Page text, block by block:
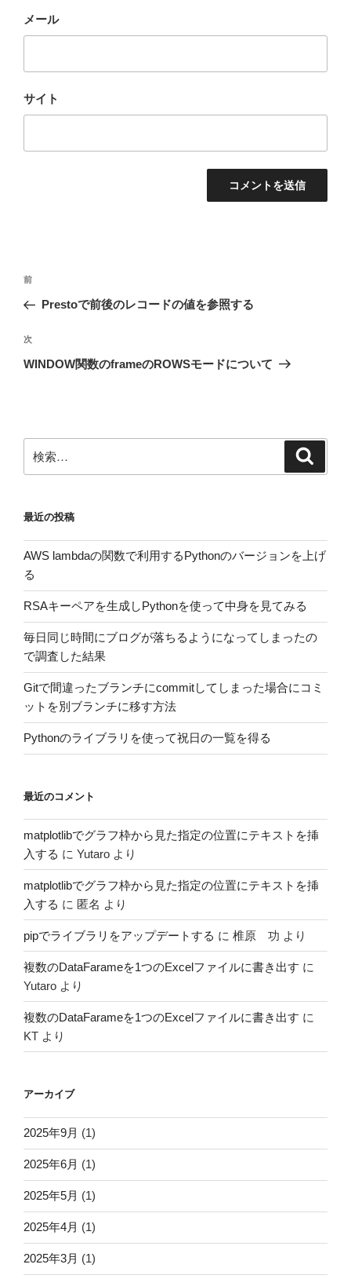
メール
サイト
投
ナ
ビ
ゲ
ン
前
の
稿
前
Prestoで前後のレコードの値を参照する
次
の
次
WINDOW関数のframeのROWSモードについて
索:
最近の投稿
AWS lambdaの関数で利用するPythonのバージョンを上げ
る
RSAキーペアを生成しPythonを使って中身を見てみる
毎日同じ時間にブログが落ちるようになってしまったの
で調査した結果
Gitで間違ったブランチにcommitしてしまった場合にコミ
ットを別ブランチに移す方法
Pythonのライブラリを使って祝日の一覧を得る
最近のコメント
matplotlibでグラフ枠から見た指定の位置にテキストを挿
入する に Yutaro より
matplotlibでグラフ枠から見た指定の位置にテキストを挿
入する に 匿名 より
pipでライブラリをアップデートする に 椎原 功 より
複数のDataFarameを1つのExcelファイルに書き出す に
Yutaro より
複数のDataFarameを1つのExcelファイルに書き出す に
KT より
アーカイブ
2025年9月 (1)
2025年6月 (1)
2025年5月 (1)
2025年4月 (1)
2025年3月 (1)